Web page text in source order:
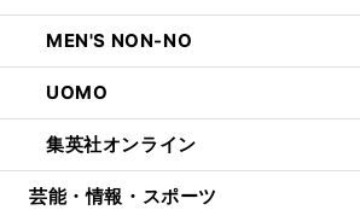
MEN'S NON-NO
UOMO
集英社オンライン
芸能・情報・スポーツ